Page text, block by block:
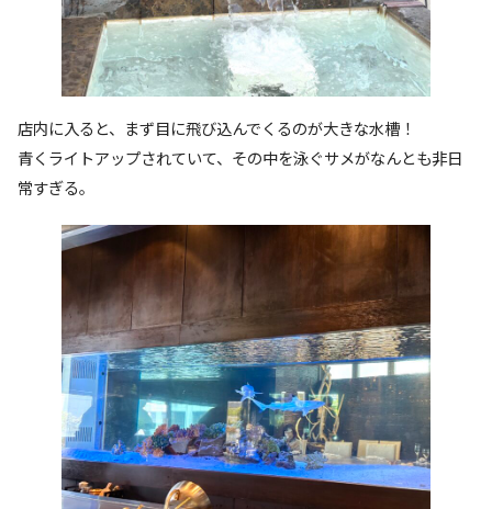
店内に入ると、まず目に飛び込んでくるのが大きな水槽！
青くライトアップされていて、その中を泳ぐサメがなんとも非日
常すぎる。